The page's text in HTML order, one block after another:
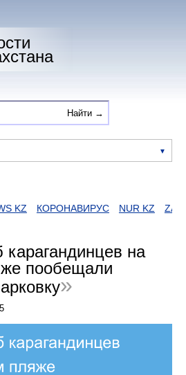
КОРОНАВИРУС NUR KZ ZAKON
на
пообещали